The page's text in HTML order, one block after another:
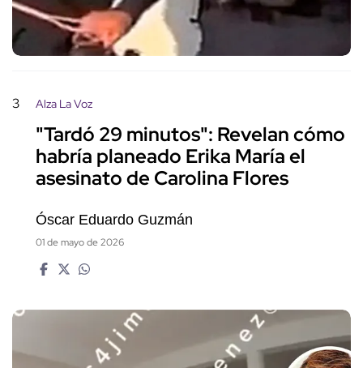
3 Alza La Voz
"Tardó 29 minutos": Revelan cómo
habría planeado Erika María el
asesinato de Carolina Flores
Óscar Eduardo Guzmán
01 de mayo de 2026